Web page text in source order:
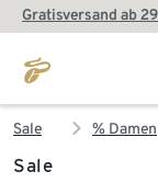
Gratisversand ab
Sale % Damen
Sale